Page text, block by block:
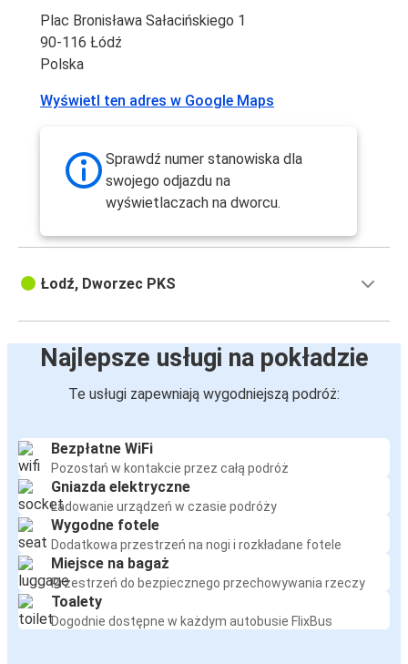
Plac Bronisława Sałacińskiego 1
90-116 Łódź
Polska
Wyświetl ten adres w Google Maps
Sprawdź numer stanowiska dla
swojego odjazdu na
wyświetlaczach na dworcu.
Łodź, Dworzec PKS
Najlepsze usługi na pokładzie
Te usługi zapewniają wygodniejszą podróż:
Bezpłatne WiFi
Pozostań w kontakcie przez całą podróż
Gniazda elektryczne
Ładowanie urządzeń w czasie podróży
Wygodne fotele
Dodatkowa przestrzeń na nogi i rozkładane fotele
Miejsce na bagaż
Przestrzeń do bezpiecznego przechowywania rzeczy
Toalety
Dogodnie dostępne w każdym autobusie FlixBus